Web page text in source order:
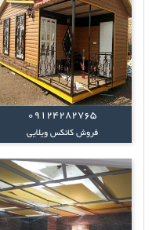
09124282765
فروش کانکس ویلایی